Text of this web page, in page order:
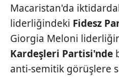
Macaristan'da
liderliğindeki Fidesz
Giorgia Meloni
Kardeşleri Partisi'nde
anti-semitik görüşlere